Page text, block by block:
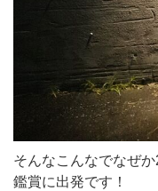
そんなこんなでなぜ
鑑賞に出発です！